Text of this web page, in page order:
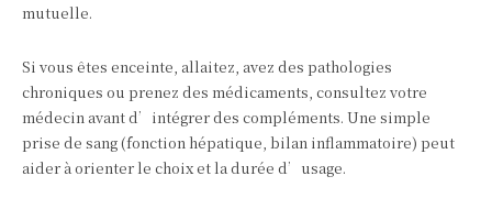
mutuelle.
Si vous êtes enceinte, allaitez, avez des pathologies
chroniques ou prenez des médicaments, consultez votre
médecin avant d’intégrer des compléments. Une simple
prise de sang (fonction hépatique, bilan inflammatoire) peut
aider à orienter le choix et la durée d’usage.